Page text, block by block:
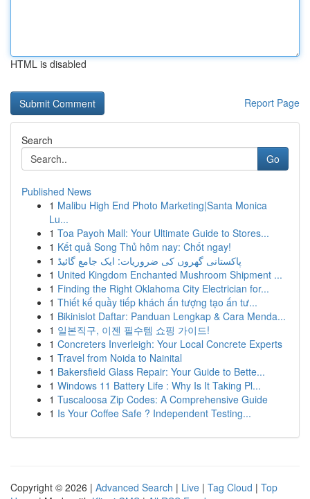
HTML is disabled
Report Page
Search
Go
Published News
1 Malibu High End Photo Marketing|Santa Monica
Lu...
1 Toa Payoh Mall: Your Ultimate Guide to Stores...
1 Kết quả Song Thủ hôm nay: Chốt ngay!
1 پاکستانی گھروں کی ضروریات: ایک جامع گائیڈ
1 United Kingdom Enchanted Mushroom Shipment ...
1 Finding the Right Oklahoma City Electrician for...
1 Thiết kế quầy tiếp khách ấn tượng tạo ấn tư...
1 Bikinislot Daftar: Panduan Lengkap & Cara Menda...
1 일본직구, 이젠 필수템 쇼핑 가이드!
1 Concreters Inverleigh: Your Local Concrete Experts
1 Travel from Noida to Nainital
1 Bakersfield Glass Repair: Your Guide to Bette...
1 Windows 11 Battery Life : Why Is It Taking Pl...
1 Tuscaloosa Zip Codes: A Comprehensive Guide
1 Is Your Coffee Safe ? Independent Testing...
Copyright © 2026 | Advanced Search | Live | Tag Cloud | Top